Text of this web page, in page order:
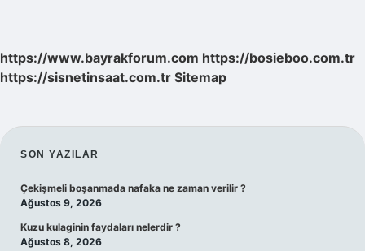
https://www.bayrakforum.com https://bosieboo.com.tr
https://sisnetinsaat.com.tr Sitemap
SIDEBAR
SON YAZILAR
Çekişmeli boşanmada nafaka ne zaman verilir ?
Ağustos 9, 2026
Kuzu kulaginin faydaları nelerdir ?
Ağustos 8, 2026